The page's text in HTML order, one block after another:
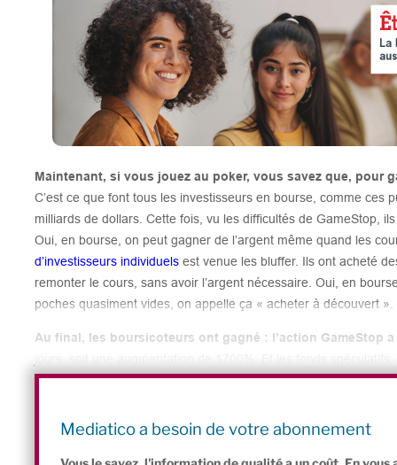
Maintenant, si vous jouez au poker, vous savez que, pour
C’est ce que font tous les investisseurs en bourse, comme ces
milliards de dollars. Cette fois, vu les difficultés de GameStop,
Oui, en bourse, on peut gagner de l’argent même quand les
d’investisseurs individuels est venue les bluffer. Ils ont acheté
remonter le cours, sans avoir l’argent nécessaire. Oui, en
poches quasiment vides, on appelle ça « acheter à découvert ».
Au final, les boursicoteurs ont gagné : l’action GameStop
perdu des centaines de millions de dollars. Du coup, la
d’accord sur un groupe de discussion Reddit? Leur application
Mediatico a besoin de votre abonnement